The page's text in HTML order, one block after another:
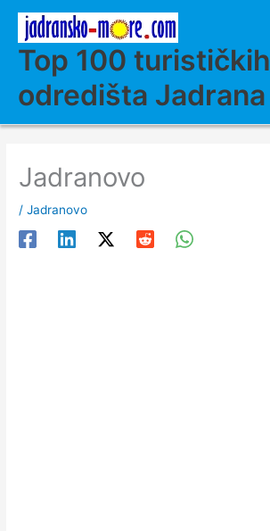
contentTop 100 turističkih
odredišta Jadrana
Jadranovo
/Jadranovo